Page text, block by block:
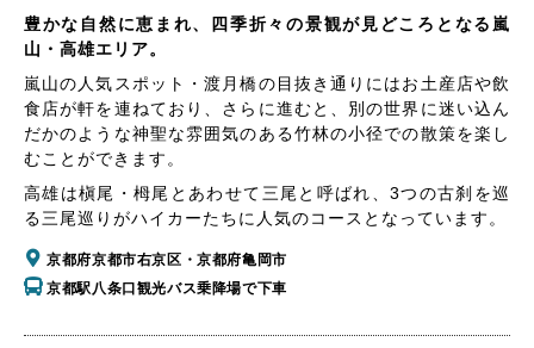
豊かな自然に恵まれ、四季折々の景観が見どころとなる嵐
山・高雄エリア。
嵐山の人気スポット・渡月橋の目抜き通りにはお土産店や飲
食店が軒を連ねており、さらに進むと、別の世界に迷い込ん
だかのような神聖な雰囲気のある竹林の小径での散策を楽し
むことができます。
高雄は槇尾・栂尾とあわせて三尾と呼ばれ、3つの古刹を巡
る三尾巡りがハイカーたちに人気のコースとなっています。
京都府京都市右京区・京都府亀岡市
京都駅八条口観光バス乗降場で下車